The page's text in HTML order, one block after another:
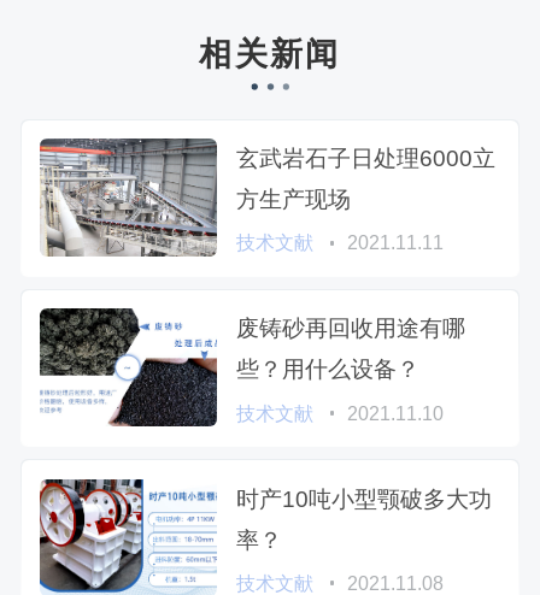
相关新闻
玄武岩石子日处理6000立
方生产现场
技术文献 2021.11.11
废铸砂再回收用途有哪
些？用什么设备？
技术文献 2021.11.10
时产10吨小型颚破多大功
率？
技术文献 2021.11.08